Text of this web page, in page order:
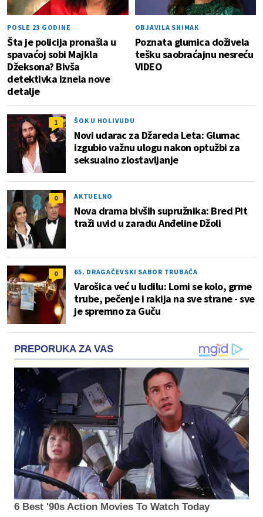
POSLE 23 GODINE
Šta je policija pronašla u
spavaćoj sobi Majkla
Džeksona? Bivša
detektivka iznela nove
detalje
OBJAVILA SNIMAK
Poznata glumica doživela
tešku saobraćajnu nesreću
VIDEO
1 ŠOK U HOLIVUDU
Novi udarac za Džareda Leta: Glumac
izgubio važnu ulogu nakon optužbi za
seksualno zlostavljanje
0 AKTUELNO
Nova drama bivših supružnika: Bred Pit
traži uvid u zaradu Anđeline Džoli
0 65. DRAGAČEVSKI SABOR TRUBAČA
Varošica već u ludilu: Lomi se kolo, grme
trube, pečenje i rakija na sve strane - sve
je spremno za Guču
PREPORUKA ZA VAS
6 Best '90s Action Movies To Watch Today